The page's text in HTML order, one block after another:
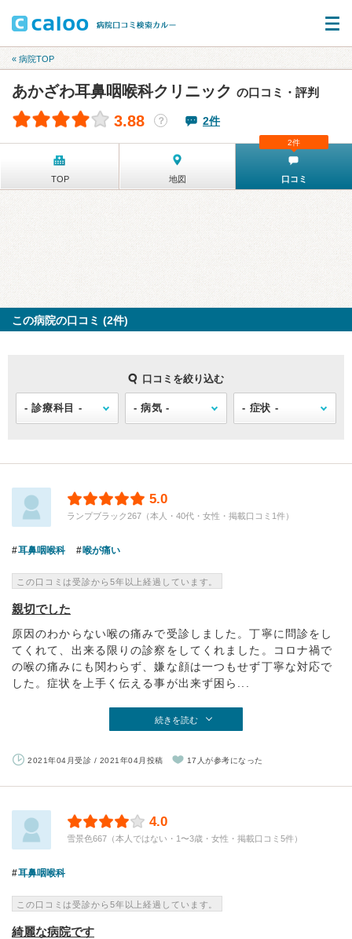
« 病院TOP
あかざわ耳鼻咽喉科クリニック の口コミ・評判
3.88 ？ 2件
TOP 地図 口コミ
2件
この病院の口コミ (2件)
口コミを絞り込む
5.0
ランプブラック267（本人・40代・女性・掲載口コミ1件）
耳鼻咽喉科 喉が痛い
この口コミは受診から5年以上経過しています。
親切でした
原因のわからない喉の痛みで受診しました。丁寧に問診をし
てくれて、出来る限りの診察をしてくれました。コロナ禍で
の喉の痛みにも関わらず、嫌な顔は一つもせず丁寧な対応で
した。症状を上手く伝える事が出来ず困ら...
続きを読む
2021年04月受診 / 2021年04月投稿 17人が参考になった
4.0
雪景色667（本人ではない・1〜3歳・女性・掲載口コミ5件）
耳鼻咽喉科
この口コミは受診から5年以上経過しています。
綺麗な病院です